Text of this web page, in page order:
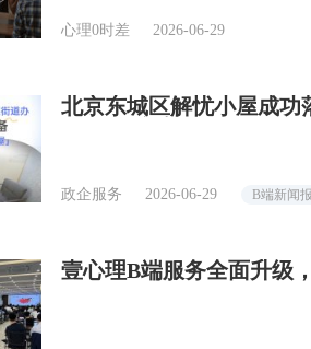
心理0时差 2026-06-29
北京东城区解忧小屋成功
政企服务 2026-06-29 B端新闻
壹心理B端服务全面升级